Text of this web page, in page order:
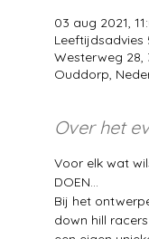
03 aug 2021,
Leeftijdsadvies
Westerweg 28,
Ouddorp,
Over het
Voor elk wat
DOEN…
Bij het
down hill